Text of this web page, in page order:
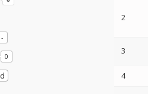
2
3
4
-
0